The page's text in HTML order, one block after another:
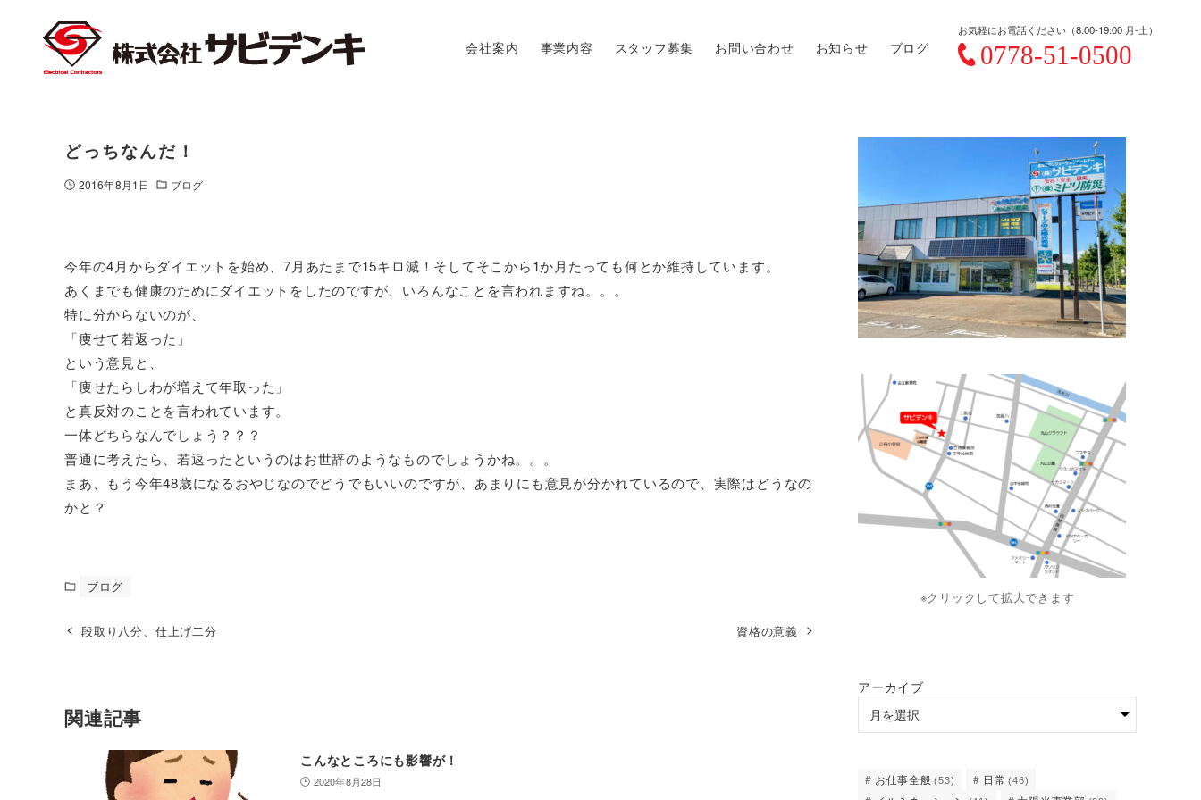
会社案内 事業内容 スタッフ募集 お問い合わせ お知らせ ブログ
お気軽にお電話ください（8:00-19:00 月-土）
どっちなんだ！
2016年8月1日 ブログ
今年の4月からダイエットを始め、7月あたまで15キロ減！そしてそこから1か月たっても何とか維持しています。
あくまでも健康のためにダイエットをしたのですが、いろんなことを言われますね。。。
特に分からないのが、
「痩せて若返った」
という意見と、
「痩せたらしわが増えて年取った」
と真反対のことを言われています。
一体どちらなんでしょう？？？
普通に考えたら、若返ったというのはお世辞のようなものでしょうかね。。。
まあ、もう今年48歳になるおやじなのでどうでもいいのですが、あまりにも意見が分かれているので、実際はどうなの
かと？
ブログ
段取り八分、仕上げ二分 資格の意義
関連記事
こんなところにも影響が！
2020年8月28日
※クリックして拡大できます
アーカイブ
お仕事全般 (53) 日常 (46)